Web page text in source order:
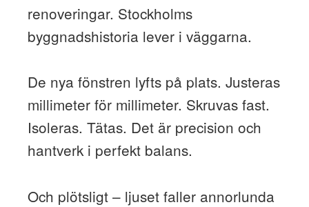
renoveringar. Stockholms
byggnadshistoria lever i väggarna.
De nya fönstren lyfts på plats. Justeras
millimeter för millimeter. Skruvas fast.
Isoleras. Tätas. Det är precision och
hantverk i perfekt balans.
Och plötsligt – ljuset faller annorlunda